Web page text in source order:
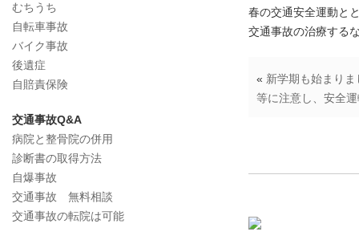
春の交通安全運動と
交通事故の治療するな
« 新学期も始まり
等に注意し、安全
むちうち
自転車事故
バイク事故
後遺症
自賠責保険
交通事故Q&A
病院と整骨院の併用
診断書の取得方法
自爆事故
交通事故 無料相談
交通事故の転院は可能